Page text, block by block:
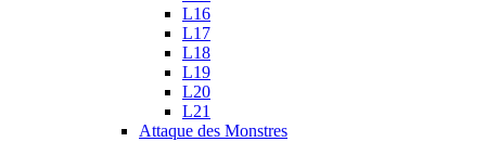
L16
L17
L18
L19
L20
L21
Attaque des Monstres